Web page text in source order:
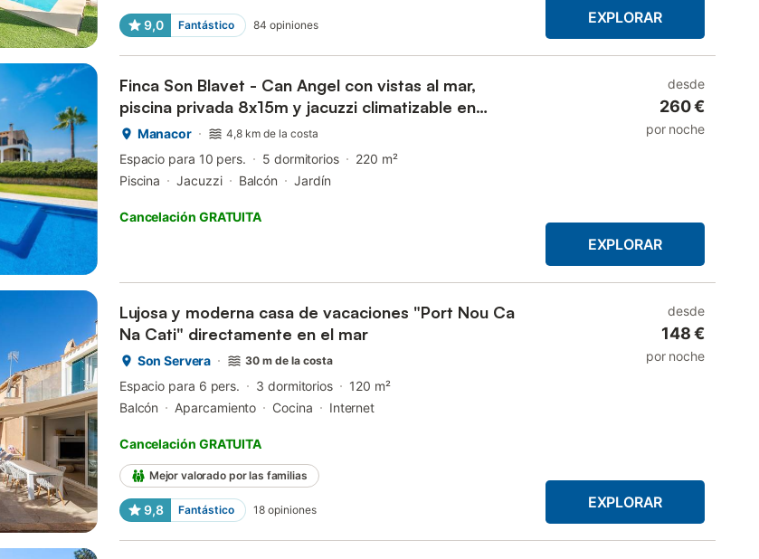
9,0 Fantástico 84 opiniones EXPLORAR
Finca Son Blavet - Can Angel con vistas al mar,
piscina privada 8x15m y jacuzzi climatizable en
parc...
Manacor 4,8 km de la costa
Espacio para 10 pers. 5 dormitorios
220 m²
Piscina
Jacuzzi Balcón Jardín
Cancelación GRATUITA
desde
260 €
por noche
EXPLORAR
Lujosa y moderna casa de vacaciones "Port Nou Ca
Na Cati" directamente en el mar
Son Servera 30 m de la costa
Espacio para 6 pers. 3 dormitorios
120 m²
Balcón
Aparcamiento Cocina Internet
Cancelación GRATUITA
Mejor valorado por las familias
9,8 Fantástico 18 opiniones
desde
148 €
por noche
EXPLORAR